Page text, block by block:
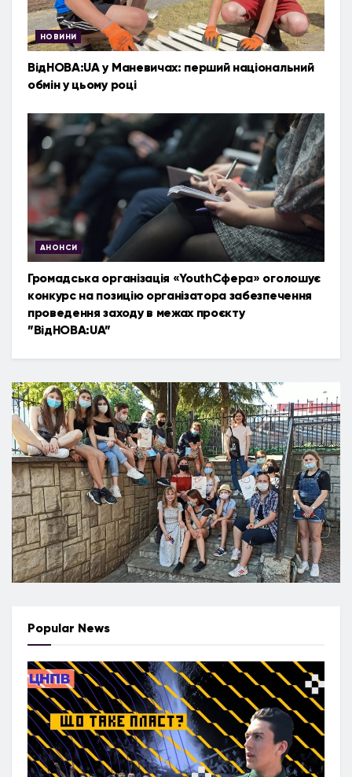
НОВИНИ
ВідНОВА:UA у Маневичах: перший національний
обмін у цьому році
АНОНСИ
Громадська організація «YouthСфера» оголошує
конкурс на позицію організатора забезпечення
проведення заходу в межах проєкту
”ВідНОВА:UA”
Popular News